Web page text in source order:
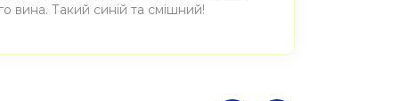
вина. Такий синій та смішний!